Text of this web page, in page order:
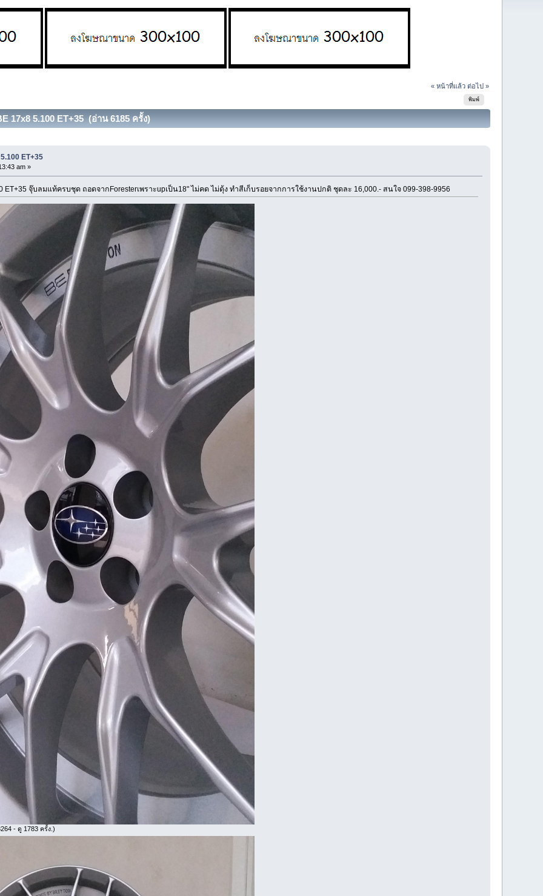
« หน้าที่แล้ว ต่อไป »
พิมพ์
17x8 5.100 ET+35 (อ่าน 6185 ครั้ง)
ET+35
am »
ET+35 จุ๊บลมแท้ครบชุด ถอดจากForesterเพราะupเป็น18" ไม่คด ไม่ดุ้ง ทำสีเก็บรอยจากการใช้งานปกติ ชุดละ 16,000.- สนใจ 099-398-9956
- ดู 1783 ครั้ง.)